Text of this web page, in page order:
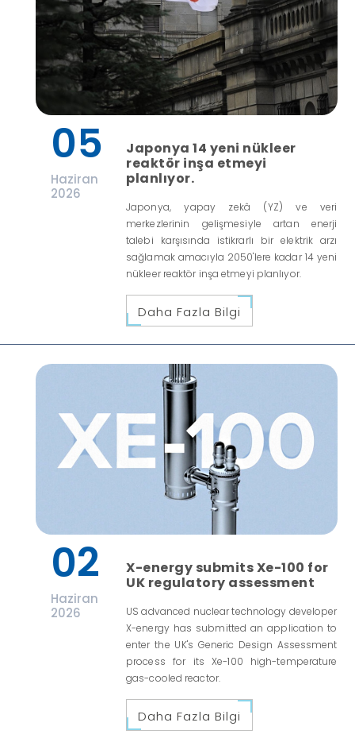
05
Haziran
2026
Japonya 14 yeni nükleer
reaktör inşa etmeyi
planlıyor.
Japonya, yapay zekâ (YZ) ve veri
merkezlerinin gelişmesiyle artan enerji
talebi karşısında istikrarlı bir elektrik arzı
sağlamak amacıyla 2050'lere kadar 14 yeni
nükleer reaktör inşa etmeyi planlıyor.
Daha Fazla Bilgi
02
Haziran
2026
X-energy submits Xe-100 for
UK regulatory assessment
US advanced nuclear technology developer
X-energy has submitted an application to
enter the UK's Generic Design Assessment
process for its Xe-100 high-temperature
gas-cooled reactor.
Daha Fazla Bilgi